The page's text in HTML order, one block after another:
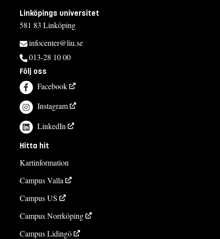
Linköpings universitet
581 83 Linköping
infocenter@liu.se
013-28 10 00
Följ oss
Facebook
Instagram
LinkedIn
Hitta hit
Kartinformation
Campus Valla
Campus US
Campus Norrköping
Campus Lidingö